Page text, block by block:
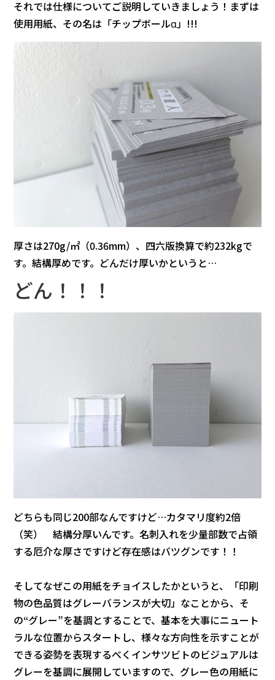
それでは仕様についてご説明していきましょう！まずは
使用用紙、その名は「チップボールα」!!!
厚さは270g/㎡（0.36mm）、四六版換算で約232kgで
す。結構厚めです。どんだけ厚いかというと…
どん！！！
どちらも同じ200部なんですけど…カタマリ度約2倍
（笑） 結構分厚いんです。名刺入れを少量部数で占領
する厄介な厚さですけど存在感はバツグンです！！
そしてなぜこの用紙をチョイスしたかというと、「印刷
物の色品質はグレーバランスが大切」なことから、そ
の“グレー”を基調とすることで、基本を大事にニュート
ラルな位置からスタートし、様々な方向性を示すことが
できる姿勢を表現するべくインサツビトのビジュアルは
グレーを基調に展開していますので、グレー色の用紙に